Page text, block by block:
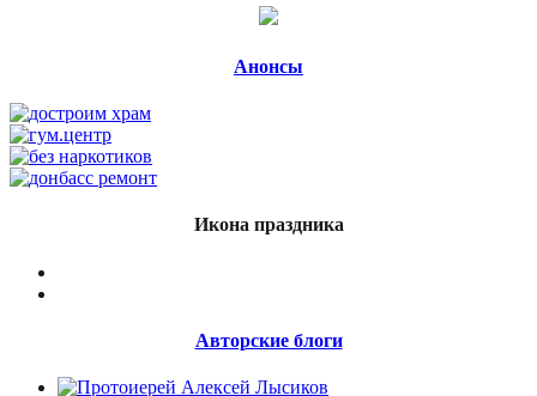
Анонсы
Икона праздника
Авторские блоги